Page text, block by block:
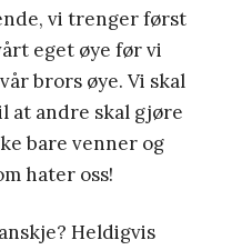
vi trenger først
eget øye før vi
brors øye. Vi skal
at andre skal gjøre
bare venner og
hater oss!
Heldigvis